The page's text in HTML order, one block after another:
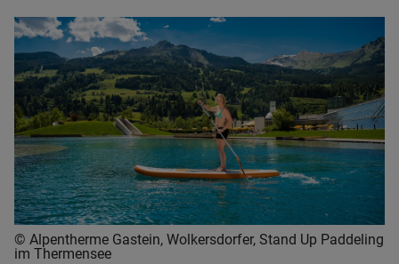
© Alpentherme Gastein, Wolkersdorfer, Stand Up Paddeling
im Thermensee